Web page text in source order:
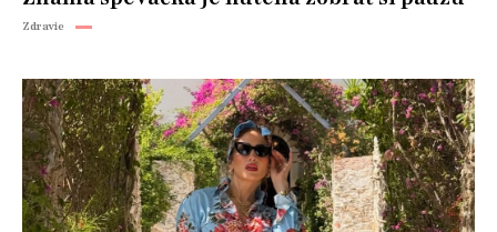
Zdravie